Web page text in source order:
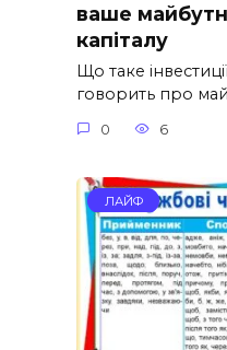
ваше
капіталу
Що таке
говорить про
0 6
ЛАЙФ